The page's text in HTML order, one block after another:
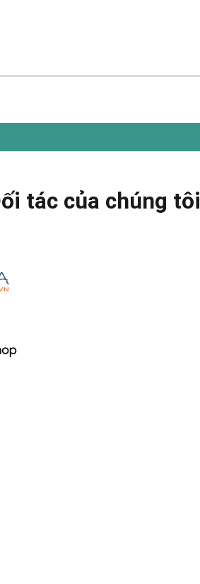
tác của chúng tôi